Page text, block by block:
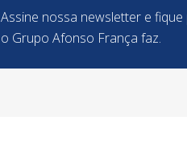
Assine nossa newsletter e
o Grupo Afonso França faz.